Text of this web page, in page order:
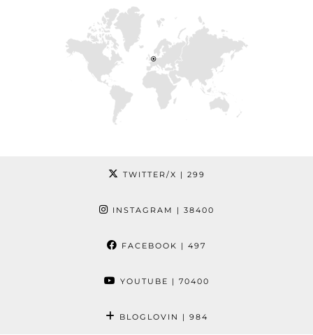
TWITTER/X | 299
INSTAGRAM | 38400
FACEBOOK | 497
YOUTUBE | 70400
BLOGLOVIN | 984